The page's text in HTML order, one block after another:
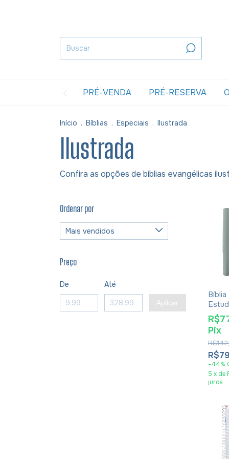
PRÉ-VENDA PRÉ-RESERVA
Início . Bíblias . Especiais . Ilustrada
Ilustrada
Confira as opções de bíblias evangélicas
Ordenar por
Preço
De Até
Aplicar
-44%
Pix
5 x de
juros